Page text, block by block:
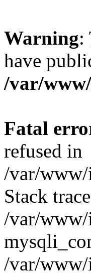
Warning:
have
/var/
Fatal
refused in
/var/www/
Stack
/var/www/
/var/www/